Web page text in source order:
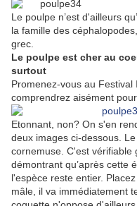
Le poulpe n’est d'ailleurs
la famille des
grec.
Le poulpe est cher au
surtout
Promenez-vous au
comprendrez aisément
Etonnant, non? On s'en
deux images ci-dessous.
cornemuse. C'est vérifiable
démontrant qu’après cette
l'espèce reste entier.
mâle, il va immédiatement